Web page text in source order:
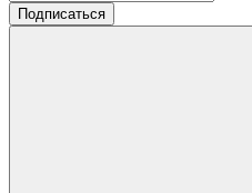
Подписаться